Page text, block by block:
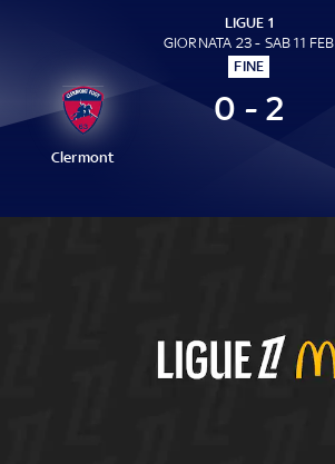
LIGUE 1
GIORNATA 23 - SAB 11 FEB
FINE
Clermont
0 - 2